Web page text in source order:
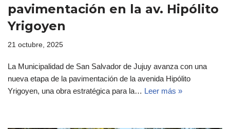
pavimentación en la av. Hipólito
Yrigoyen
21 octubre, 2025
La Municipalidad de San Salvador de Jujuy avanza con una
nueva etapa de la pavimentación de la avenida Hipólito
Yrigoyen, una obra estratégica para la… Leer más »